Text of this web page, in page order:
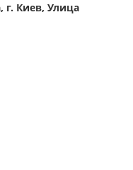
, г. Киев, Улица